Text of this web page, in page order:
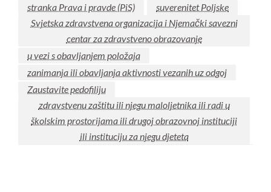
stranka Prava i pravde (PiS)
suverenitet Poljske
Svjetska zdravstvena organizacija i Njemački savezni
centar za zdravstveno obrazovanje
u vezi s obavljanjem položaja
zanimanja ili obavljanja aktivnosti vezanih uz odgoj
Zaustavite pedofiliju
zdravstvenu zaštitu ili njegu maloljetnika ili radi u
školskim prostorijama ili drugoj obrazovnoj instituciji
ili instituciju za njegu djeteta